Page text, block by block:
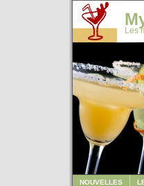
Les
NOUVELLES